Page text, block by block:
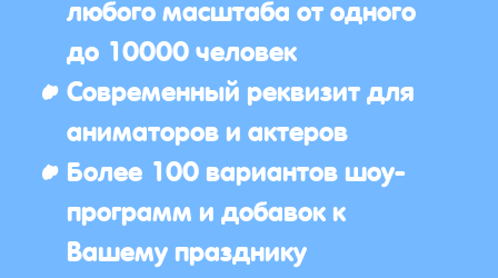
до 10000 человек
Современный реквизит для
аниматоров и актеров
Более 100 вариантов шоу-
программ и добавок к
Вашему празднику